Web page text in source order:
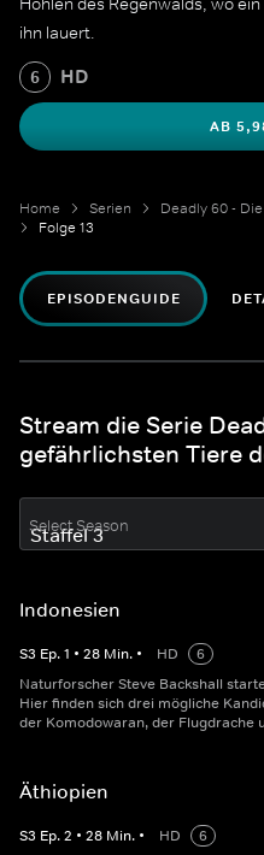
ihn lauert.
6 HD
AB
Home Serien
Folge 13
EPISODENGUIDE
Stream die Serie
gefährlichsten Tiere
Select Season
Indonesien
S3 Ep.1 • 28 Min. • HD
6
Naturforscher Steve Backshall
Hier finden sich drei mögliche
der Komodowaran, der Flugdrache
Äthiopien
S3 Ep.2 • 28 Min. • HD
6